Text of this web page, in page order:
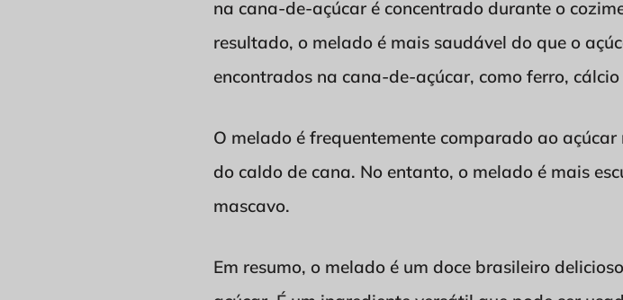
na cana-de-açúcar é concentrado durante o
resultado, o melado é mais saudável do que o
encontrados na cana-de-açúcar, como ferro,
O melado é frequentemente comparado ao
do caldo de cana. No entanto, o melado é mais
mascavo.
Em resumo, o melado é um doce brasileiro